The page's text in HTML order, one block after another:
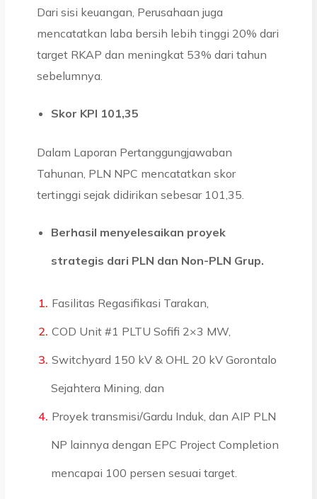
Dari sisi keuangan, Perusahaan juga
mencatatkan laba bersih lebih tinggi 20% dari
target RKAP dan meningkat 53% dari tahun
sebelumnya.
Skor KPI 101,35
Dalam Laporan Pertanggungjawaban
Tahunan, PLN NPC mencatatkan skor
tertinggi sejak didirikan sebesar 101,35.
Berhasil menyelesaikan proyek
strategis dari PLN dan Non-PLN Grup.
Fasilitas Regasifikasi Tarakan,
COD Unit #1 PLTU Sofifi 2×3 MW,
Switchyard 150 kV & OHL 20 kV Gorontalo
Sejahtera Mining, dan
Proyek transmisi/Gardu Induk, dan AIP PLN
NP lainnya dengan EPC Project Completion
mencapai 100 persen sesuai target.